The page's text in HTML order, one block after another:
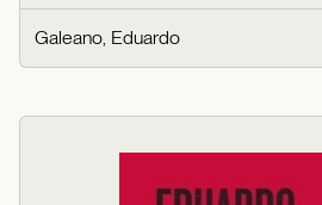
Galeano, Eduardo